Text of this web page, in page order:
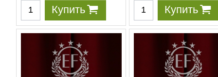
Купить Купить